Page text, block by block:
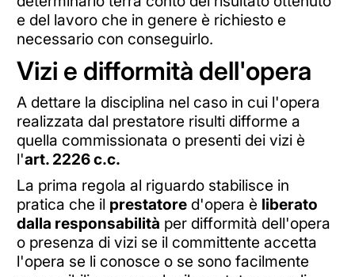
e del lavoro che in genere è richiesto e
necessario con conseguirlo.
Vizi e difformità dell'opera
A dettare la disciplina nel caso in cui l'opera
realizzata dal prestatore risulti difforme a
quella commissionata o presenti dei vizi è
l'art. 2226 c.c.
La prima regola al riguardo stabilisce in
pratica che il prestatored'opera è liberato
dalla responsabilità per difformità dell'opera
o presenza di vizi se il committente accetta
l'opera se li conosce o se sono facilmente